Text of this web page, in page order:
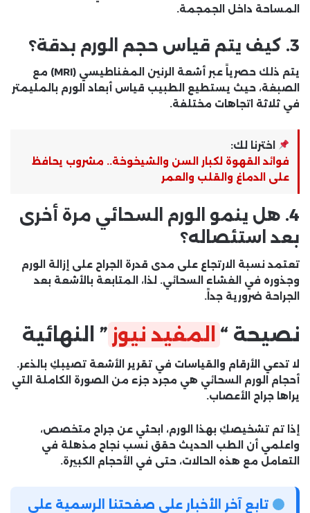
المساحة داخل الجمجمة.
3. كيف يتم قياس حجم الورم بدقة؟
يتم ذلك حصرياً عبر أشعة الرنين المغناطيسي (MRI) مع
الصبغة، حيث يستطيع الطبيب قياس أبعاد الورم بالمليمتر
في ثلاثة اتجاهات مختلفة.
اخترنا لك:
فوائد القهوة لكبار السن والشيخوخة.. مشروب يحافظ
على الدماغ والقلب والعمر
4. هل ينمو الورم السحائي مرة أخرى
بعد استئصاله؟
تعتمد نسبة الارتجاع على مدى قدرة الجراح على إزالة الورم
وجذوره في الغشاء السحائي. لذا، المتابعة بالأشعة بعد
الجراحة ضرورية جداً.
نصيحة “ المفيد نيوز ” النهائية
لا تدعي الأرقام والقياسات في تقرير الأشعة تصيبكِ بالذعر.
أحجام الورم السحائي هي مجرد جزء من الصورة الكاملة التي
يراها جراح الأعصاب.
إذا تم تشخيصكِ بهذا الورم، ابحثي عن جراح متخصص،
واعلمي أن الطب الحديث حقق نسب نجاح مذهلة في
التعامل مع هذه الحالات، حتى في الأحجام الكبيرة.
تابع آخر الأخبار على صفحتنا الرسمية على